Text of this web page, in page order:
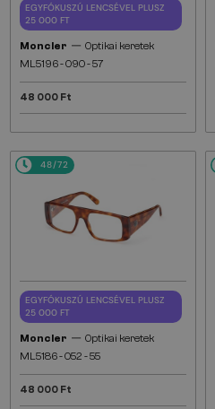
EGYFÓKUSZÚ LENCSÉVEL PLUSZ
25 000 FT
Moncler — Optikai keretek
ML5196 - 090 - 57
48 000 Ft
48/72
EGYFÓKUSZÚ LENCSÉVEL PLUSZ
25 000 FT
Moncler — Optikai keretek
ML5186 - 052 - 55
48 000 Ft